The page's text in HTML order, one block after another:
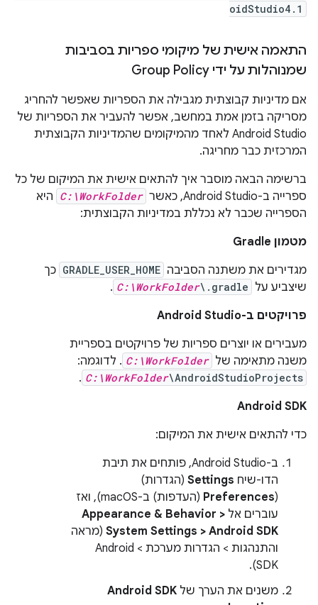
oidStudio4.1
התאמה אישית של מיקומי ספריות בסביבות
שמנוהלות על ידי Group Policy
אם מדיניות קבוצתית מגבילה את הספריות שאפשר להחריג
מסריקה בזמן אמת במחשב, אפשר להעביר את הספריות של
Android Studio לאחד מהמיקומים שהמדיניות הקבוצתית
המרכזית כבר מחריגה.
ברשימה הבאה מוסבר איך להתאים אישית את המיקום של כל
ספרייה ב-Android Studio, כאשר
C:\WorkFolder היא
הספרייה שכבר לא נכללת במדיניות הקבוצתית:
מטמון Gradle
מגדירים את משתנה הסביבה GRADLE_USER_HOME כך
שיצביע על
C:\WorkFolder\.gradle
.
פרויקטים ב-Android Studio
מעבירים או יוצרים ספריות של פרויקטים בספריית
משנה מתאימה של C:\WorkFolder . לדוגמה:
C:\WorkFolder\AndroidStudioProjects
.
Android SDK
כדי להתאים אישית את המיקום:
ב-Android Studio, פותחים את תיבת
הדו-שיח Settings (הגדרות)
(
Preferences
(העדפות) ב-macOS), ואז
עוברים אל Appearance & Behavior >
System Settings > Android SDK (מראה
והתנהגות > הגדרות מערכת > Android
SDK).
משנים את הערך של Android SDK